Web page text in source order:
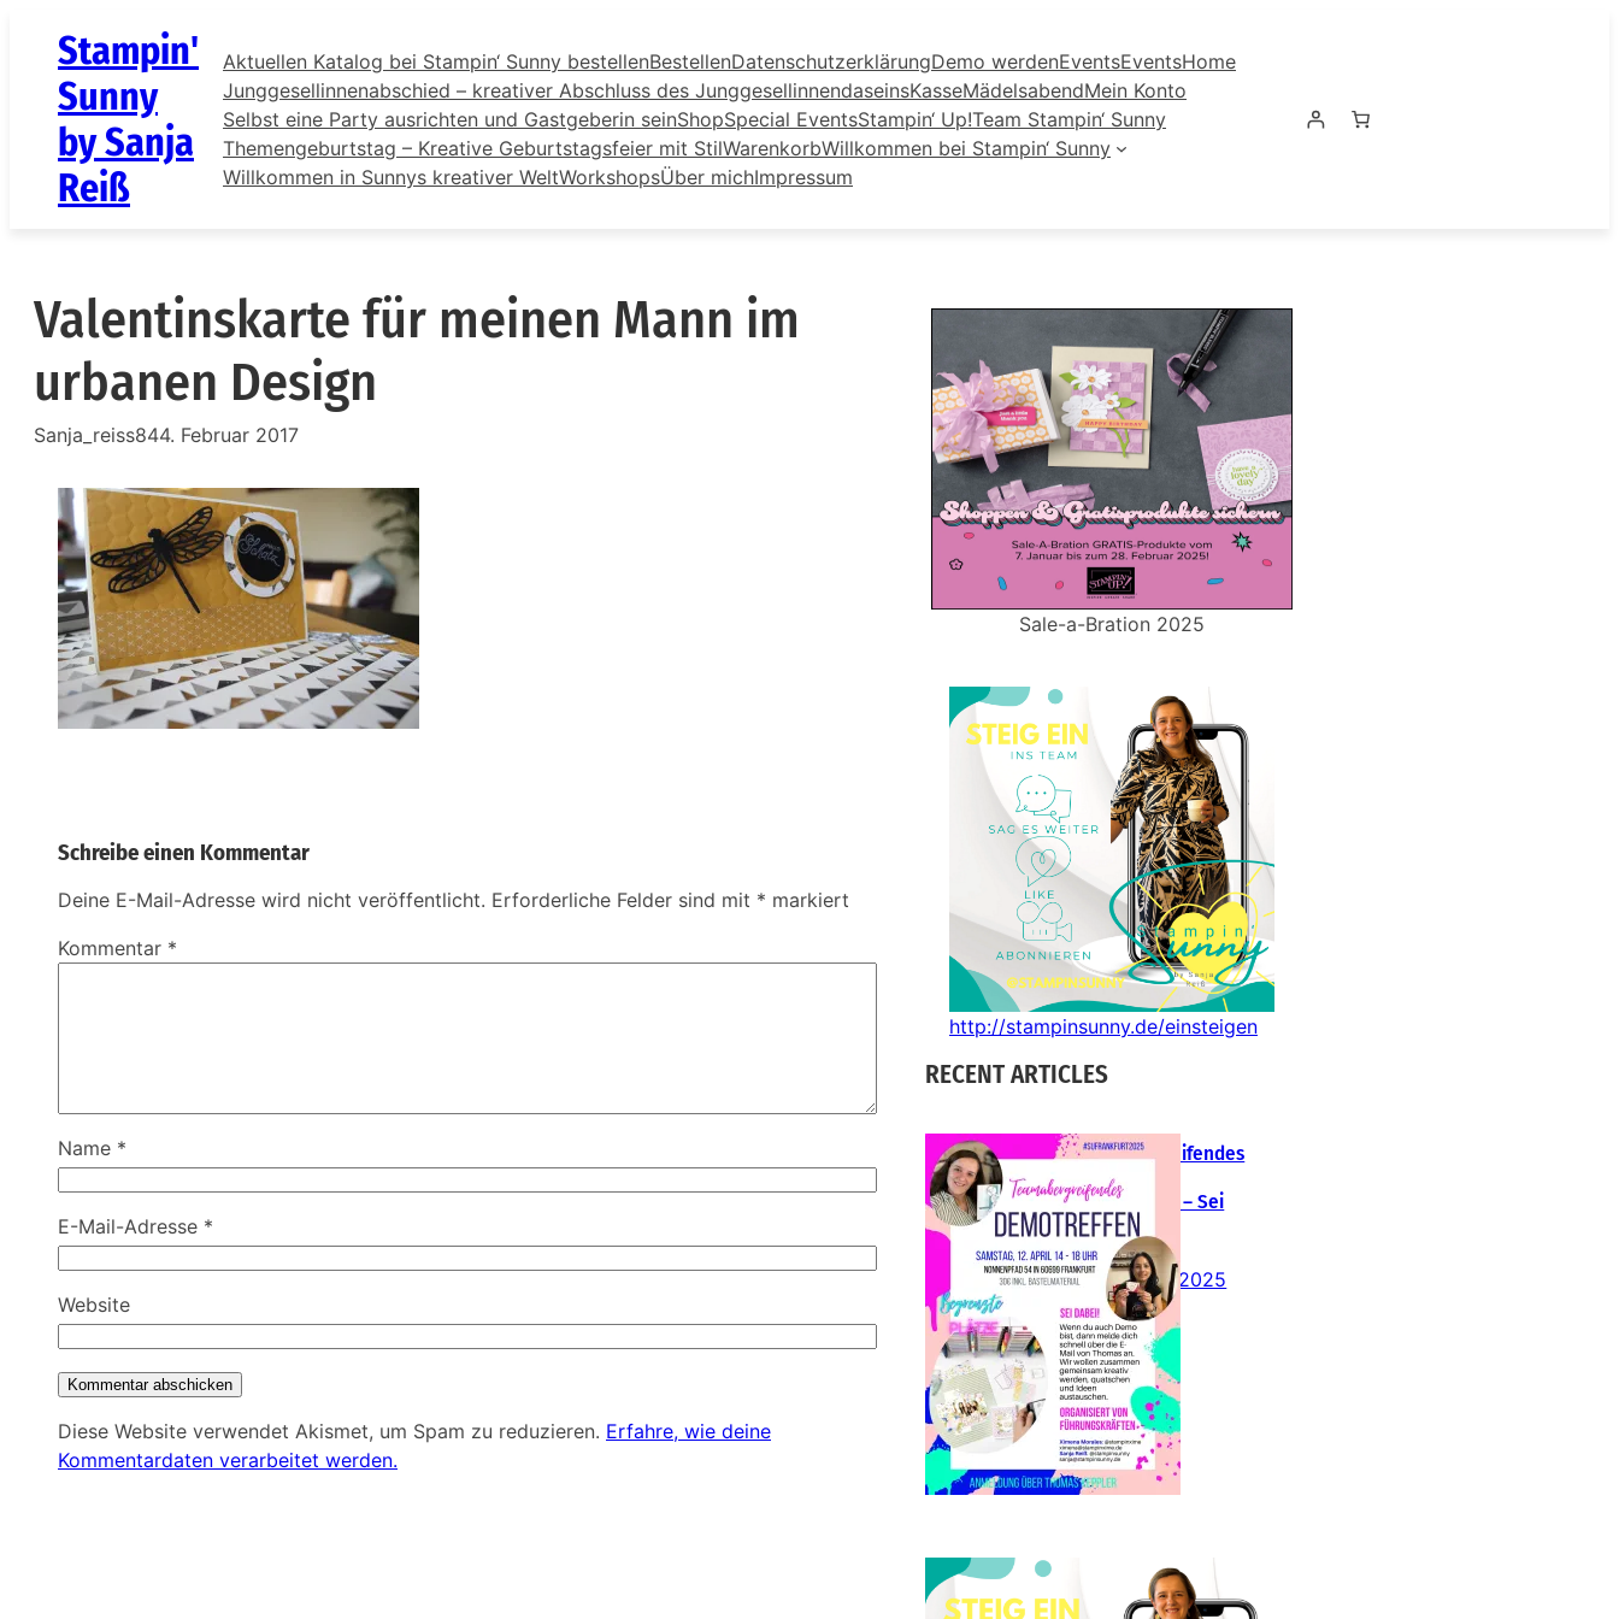
springen
Stampin'
Sunny
by Sanja
Reiß
Aktuellen Katalog bei Stampin‘ Sunny bestellenBestellenDatenschutzerklärungDemo werdenEventsEventsHome
Junggesellinnenabschied – kreativer Abschluss des JunggesellinnendaseinsKasseMädelsabendMein Konto
Selbst eine Party ausrichten und Gastgeberin seinShopSpecial EventsStampin‘ Up!Team Stampin‘ Sunny
Themengeburtstag – Kreative Geburtstagsfeier mit StilWarenkorbWillkommen bei Stampin‘ Sunny
Willkommen in Sunnys kreativer WeltWorkshopsÜber michImpressum
Valentinskarte für meinen Mann im
urbanen Design
Sanja_reiss844. Februar 2017
Schreibe einen Kommentar
Deine E-Mail-Adresse wird nicht veröffentlicht. Erforderliche Felder sind mit * markiert
Kommentar *
Name *
E-Mail-Adresse *
Website
Diese Website verwendet Akismet, um Spam zu reduzieren. Erfahre, wie deine
Kommentardaten verarbeitet werden.
Sale-a-Bration 2025
http://stampinsunny.de/einsteigen
RECENT ARTICLES
Teamübergreifendes
Stampin‘ Up!
Demotreffen – Sei
dabei!
26. Februar 2025
Einsteigen 2025 im
Team Stampin‘ Sunny